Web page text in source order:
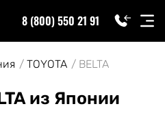
8 (800) 550 21 91
TOYOTA BELTA
из Японии